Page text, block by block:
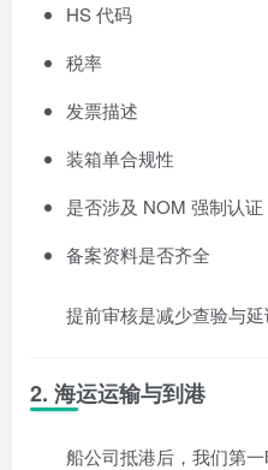
HS 代码
税率
发票描述
装箱单合规性
是否涉及 NOM 强制认证
备案资料是否齐全
提前审核是减少查验与延
2. 海运运输与到港
船公司抵港后，我们第一